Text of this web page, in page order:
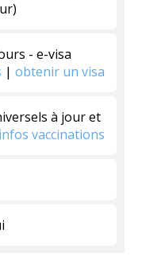
- e-visa
| obtenir un visa
à jour et
infos vaccinations